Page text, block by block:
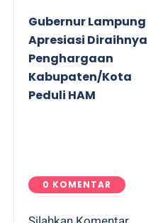
Gubernur Lampung
Apresiasi Diraihnya
Penghargaan
Kabupaten/Kota
Peduli HAM
0 KOMENTAR